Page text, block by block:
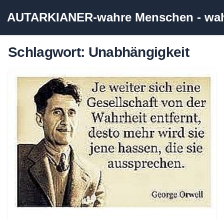
Inhalt
AUTARKIANER-wahre Menschen -
Schlagwort: Unabhängigkeit